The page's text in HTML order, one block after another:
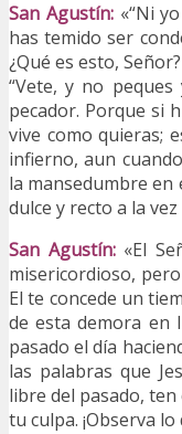
San Agustín: «“Ni
has temido ser
¿Qué es esto,
“Vete, y no
pecador. Porque si
vive como quieras;
infierno, aun
la mansedumbre en
dulce y recto a la vez
San Agustín: «El
misericordioso,
El te concede un
de esta demora en
pasado el día
las palabras que
libre del pasado,
tu culpa. ¡Observa